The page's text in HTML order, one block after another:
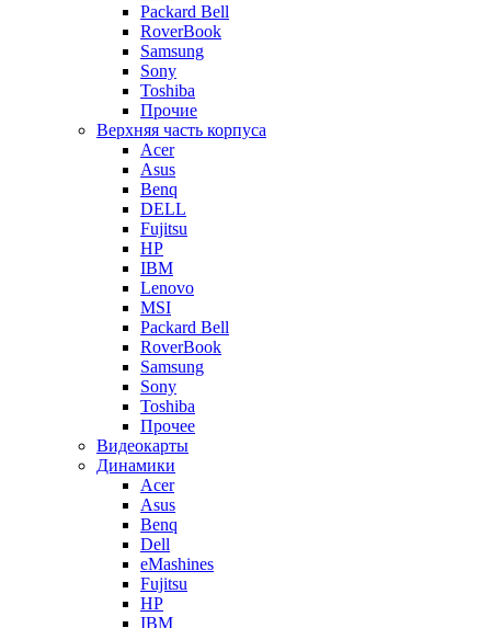
Packard Bell
RoverBook
Samsung
Sony
Toshiba
Прочие
Верхняя часть корпуса
Acer
Asus
Benq
DELL
Fujitsu
HP
IBM
Lenovo
MSI
Packard Bell
RoverBook
Samsung
Sony
Toshiba
Прочее
Видеокарты
Динамики
Acer
Asus
Benq
Dell
eMashines
Fujitsu
HP
IBM